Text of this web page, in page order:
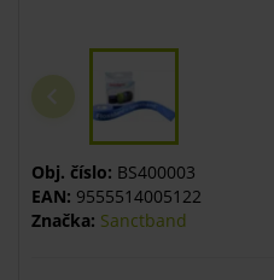
Obj. číslo: BS400003
EAN: 9555514005122
Značka: Sanctband